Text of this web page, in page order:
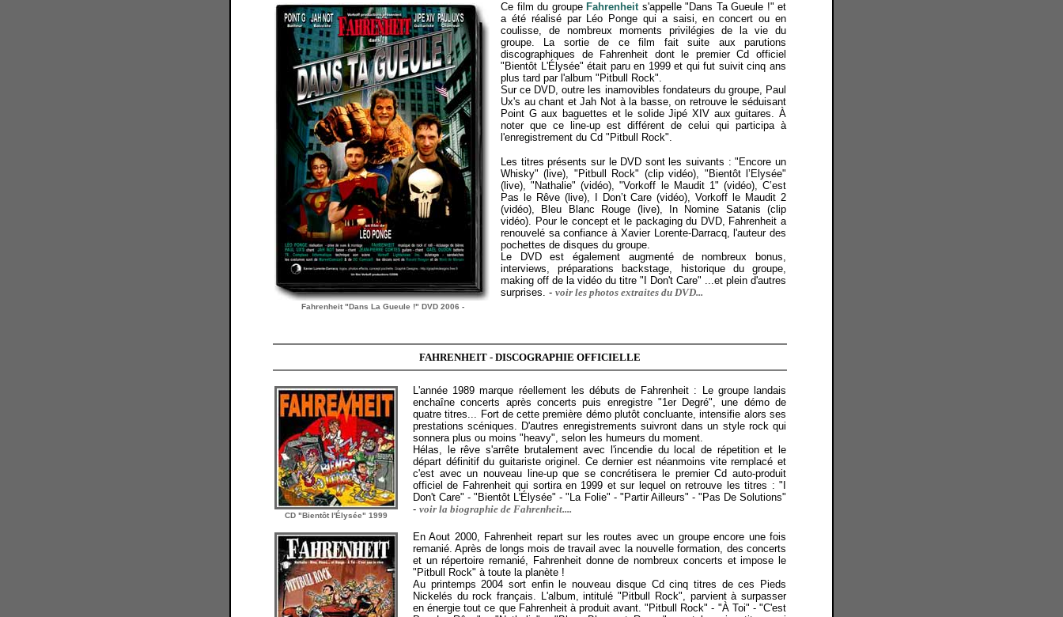
Fahrenheit "Dans La Gueule !" DVD 2006 -
Ce film du groupe Fahrenheit s'appelle "Dans Ta Gueule !" et
a été réalisé par Léo Ponge qui a saisi, en concert ou en
coulisse, de nombreux moments privilégies de la vie du
groupe.
La sortie de ce film fait suite aux parutions
discographiques de Fahrenheit dont le premier Cd officiel
"Bientôt L'Élysée" était paru en 1999 et qui fut suivit cinq ans
plus tard par l'album "Pitbull Rock".
Sur ce DVD, outre les inamovibles fondateurs du groupe, Paul
Ux's au chant et Jah Not à la basse, on retrouve le séduisant
Point G aux baguettes et le solide Jipé XIV aux guitares. À
noter que ce line-up est différent de celui qui participa à
l'enregistrement du Cd "Pitbull Rock".
Les titres présents sur le DVD sont les suivants : "Encore un
Whisky" (live), "Pitbull Rock" (clip vidéo), "Bientôt l’Elysée"
(live), "Nathalie" (vidéo), "Vorkoff le Maudit 1" (vidéo), C’est
Pas le Rêve (live), I Don’t Care (vidéo), Vorkoff le Maudit 2
(vidéo), Bleu Blanc Rouge (live), In Nomine Satanis (clip
vidéo). Pour le concept et le packaging du DVD, Fahrenheit a
renouvelé sa confiance à Xavier Lorente-Darracq, l'auteur des
pochettes de disques du groupe.
Le DVD est également augmenté de nombreux bonus,
interviews, préparations backstage, historique du groupe,
making off de la vidéo du titre "I Don't Care" ...et plein d'autres
surprises. - voir les photos extraites du DVD...
FAHRENHEIT - DISCOGRAPHIE OFFICIELLE
CD "Bientôt l'Élysée" 1999
L'année 1989 marque réellement les débuts de Fahrenheit : Le groupe landais
enchaîne concerts après concerts puis enregistre "1er Degré", une démo de
quatre titres... Fort de cette première démo plutôt concluante, intensifie alors ses
prestations scéniques. D'autres enregistrements suivront dans un style rock qui
sonnera plus ou moins "heavy", selon les humeurs du moment.
Hélas, le rêve s'arrête brutalement avec l'incendie du local de répetition et le
départ définitif du guitariste originel. Ce dernier est néanmoins vite remplacé et
c'est avec un nouveau line-up que se concrétisera le premier Cd auto-produit
officiel de Fahrenheit qui sortira en 1999 et sur lequel on retrouve les titres : "I
Don't Care" - "Bientôt L'Élysée" - "La Folie" - "Partir Ailleurs" - "Pas De Solutions"
- voir la biographie de Fahrenheit....
En Aout 2000, Fahrenheit repart sur les routes avec un groupe encore une fois
remanié. Après de longs mois de travail avec la nouvelle formation, des concerts
et un répertoire remanié, Fahrenheit donne de nombreux concerts et impose le
"Pitbull Rock" à toute la planète !
Au printemps 2004 sort enfin le nouveau disque Cd cinq titres de ces Pieds
Nickelés du rock français. L'album, intitulé "Pitbull Rock", parvient à surpasser
en énergie tout ce que Fahrenheit à produit avant. "Pitbull Rock" - "À Toi" - "C'est